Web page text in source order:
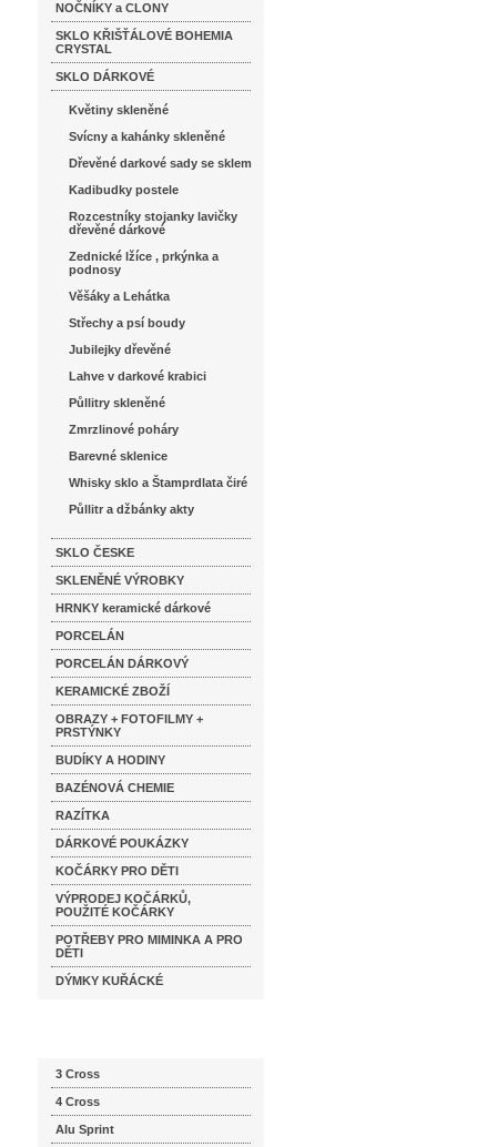
NOČNÍKY a CLONY
SKLO KŘIŠŤÁLOVÉ BOHEMIA
CRYSTAL
SKLO DÁRKOVÉ
Květiny skleněné
Svícny a kahánky skleněné
Dřevěné darkové sady se sklem
Kadibudky postele
Rozcestníky stojanky lavičky
dřevěné dárkové
Zednické lžíce , prkýnka a
podnosy
Věšáky a Lehátka
Střechy a psí boudy
Jubilejky dřevěné
Lahve v darkové krabici
Půllitry skleněné
Zmrzlinové poháry
Barevné sklenice
Whisky sklo a Štamprdlata čiré
Půllitr a džbánky akty
SKLO ČESKE
SKLENĚNÉ VÝROBKY
HRNKY keramické dárkové
PORCELÁN
PORCELÁN DÁRKOVÝ
KERAMICKÉ ZBOŽÍ
OBRAZY + FOTOFILMY +
PRSTÝNKY
BUDÍKY A HODINY
BAZÉNOVÁ CHEMIE
RAZÍTKA
DÁRKOVÉ POUKÁZKY
KOČÁRKY PRO DĚTI
VÝPRODEJ KOČÁRKŮ,
POUŽITÉ KOČÁRKY
POTŘEBY PRO MIMINKA A PRO
DĚTI
DÝMKY KUŘÁCKÉ
3 Cross
4 Cross
Alu Sprint